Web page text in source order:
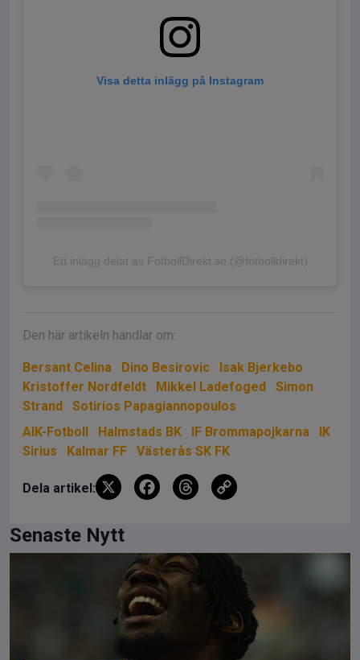
Visa detta inlägg på Instagram
Ett inlägg delat av FotbollDirekt.se (@fotbolldirekt)
Den här artikeln handlar om:
Bersant Celina Dino Besirovic
Isak Bjerkebo
Kristoffer Nordfeldt
Mikkel Ladefoged
Simon
Strand
Sotirios Papagiannopoulos
AIK-Fotboll
Halmstads BK IF Brommapojkarna
IK
Sirius
Kalmar FF Västerås SK FK
Dela artikel: X
F
b
o
o
k
T
d
Li
n
k
Senaste Nytt